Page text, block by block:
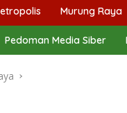
Murung Raya
Pedoman Media Siber